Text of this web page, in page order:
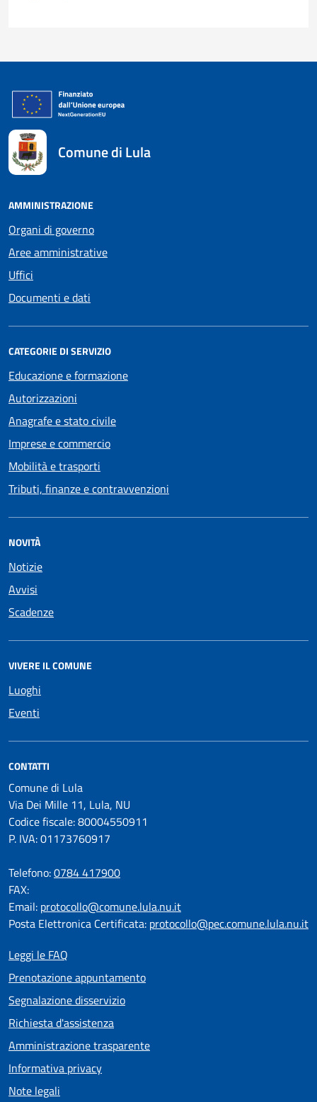
Comune di Lula
AMMINISTRAZIONE
Organi di governo
Aree amministrative
Uffici
Documenti e dati
CATEGORIE DI SERVIZIO
Educazione e formazione
Autorizzazioni
Anagrafe e stato civile
Imprese e commercio
Mobilità e trasporti
Tributi, finanze e contravvenzioni
NOVITÀ
Notizie
Avvisi
Scadenze
VIVERE IL COMUNE
Luoghi
Eventi
CONTATTI
Comune di Lula
Via Dei Mille 11, Lula, NU
Codice fiscale: 80004550911
P. IVA: 01173760917
Telefono:0784 417900
FAX:
Email: protocollo@comune.lula.nu.it
Posta Elettronica Certificata: protocollo@pec.comune.lula.nu.it
Leggi le FAQ
Prenotazione appuntamento
Segnalazione disservizio
Richiesta d'assistenza
Amministrazione trasparente
Informativa privacy
Note legali